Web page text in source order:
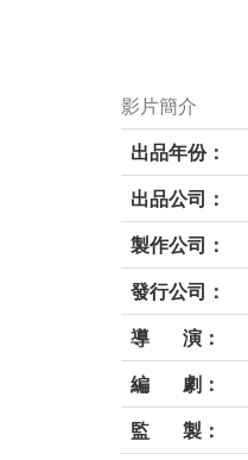
影片簡介
出品年份：
出品公司：
製作公司：
發行公司：
導 演：
編 劇：
監 製：